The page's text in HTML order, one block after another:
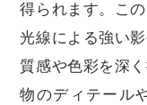
得られます。こ
光線による強い
質感や色彩を深
物のディテール